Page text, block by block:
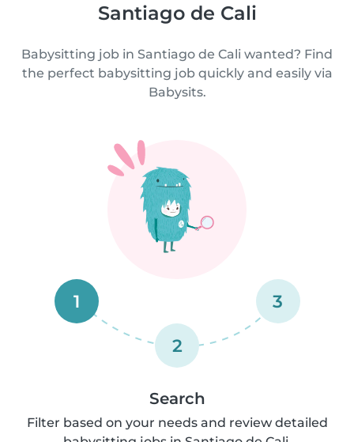
Santiago de Cali
Babysitting job in Santiago de Cali wanted? Find
the perfect babysitting job quickly and easily via
Babysits.
1
2
3
Search
Filter based on your needs and review detailed